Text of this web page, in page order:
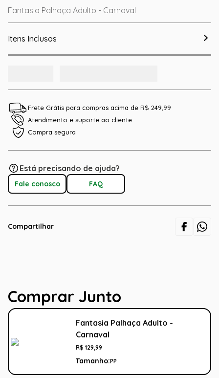
Fantasia Palhaça Adulto - Carnaval
Itens Inclusos
Frete Grátis para compras acima de R$ 249,99
Atendimento e suporte ao cliente
Compra segura
Está precisando de ajuda?
Fale conosco FAQ
Compartilhar
Comprar Junto
Fantasia Palhaça Adulto -
Carnaval
R$ 129,99
Tamanho:PP